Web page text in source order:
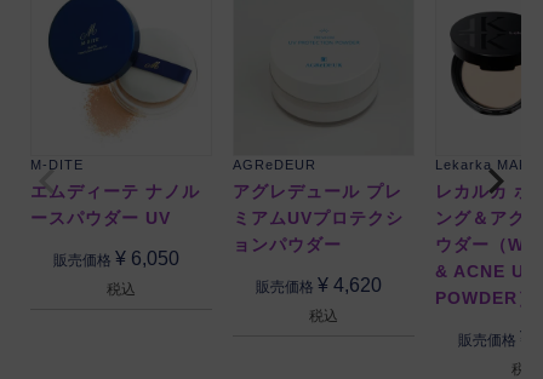
M-DITE
エムディーテ ナノル
ースパウダー UV
販売価格 ¥ 6,050
税込
AGReDEUR
アグレデュール プレ
ミアムUVプロテクシ
ョンパウダー
販売価格 ¥ 4,620
税込
Lekarka MAKE
レカルカ ホ
ング＆アク
ウダー（
& ACNE UV
POWDER）
販売価格 ¥
税込